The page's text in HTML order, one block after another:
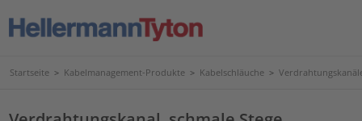
Startseite > Kabelmanagement-Produkte > Kabelschläuche >